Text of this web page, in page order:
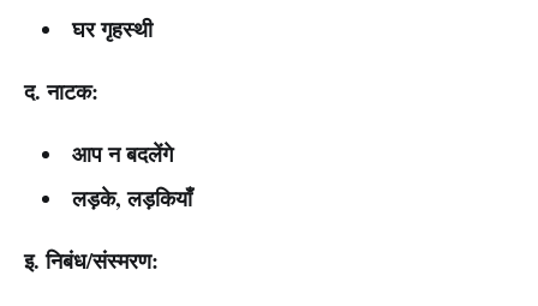
घर गृहस्थी
द. नाटक:
आप न बदलेंगे
लड़के, लड़कियाँ
इ. निबंध/संस्मरण: